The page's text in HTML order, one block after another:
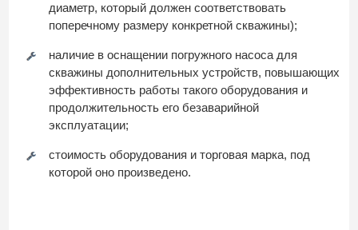
диаметр, который должен соответствовать
поперечному размеру конкретной скважины);
наличие в оснащении погружного насоса для
скважины дополнительных устройств, повышающих
эффективность работы такого оборудования и
продолжительность его безаварийной
эксплуатации;
стоимость оборудования и торговая марка, под
которой оно произведено.